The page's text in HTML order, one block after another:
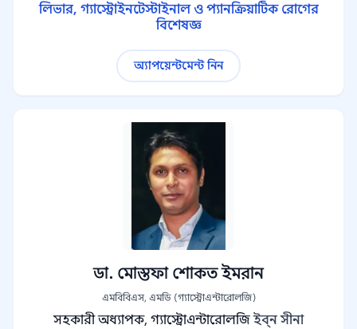
লিভার, গ্যাস্ট্রোইনটেস্টাইনাল ও প্যানক্রিয়াটিক রোগের
বিশেষজ্ঞ
অ্যাপয়েন্টমেন্ট নিন
ডা. মোস্তফা শোকত ইমরান
এমবিবিএস, এমডি (গ্যাস্ট্রোএন্টারোলজি)
সহকারী অধ্যাপক, গ্যাস্ট্রোএন্টারোলজি ইব্ন সীনা